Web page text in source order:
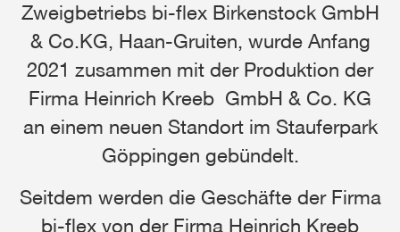
Zweigbetriebs bi-flex Birkenstock GmbH
& Co.KG, Haan-Gruiten, wurde Anfang
2021 zusammen mit der Produktion der
Firma Heinrich Kreeb GmbH & Co. KG
an einem neuen Standort im Stauferpark
Göppingen gebündelt.
Seitdem werden die Geschäfte der Firma
bi-flex von der Firma Heinrich Kreeb